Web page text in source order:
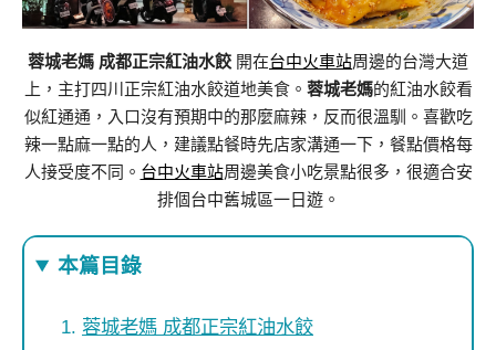
蓉城老媽 成都正宗紅油水餃 開在台中火車站周邊的台灣大道
上，主打四川正宗紅油水餃道地美食。 蓉城老媽的紅油水餃看
似紅通通，入口沒有預期中的那麼麻辣，反而很溫馴。喜歡吃
辣一點麻一點的人，建議點餐時先店家溝通一下，餐點價格每
人接受度不同。 台中火車站周邊美食小吃景點很多，很適合安
排個台中舊城區一日遊。
本篇目錄
蓉城老媽 成都正宗紅油水餃